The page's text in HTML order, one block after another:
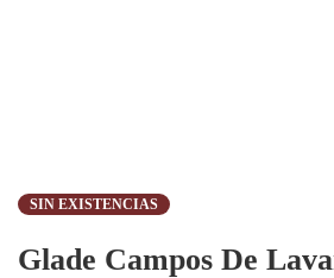
SIN EXISTENCIAS
Glade Campos De